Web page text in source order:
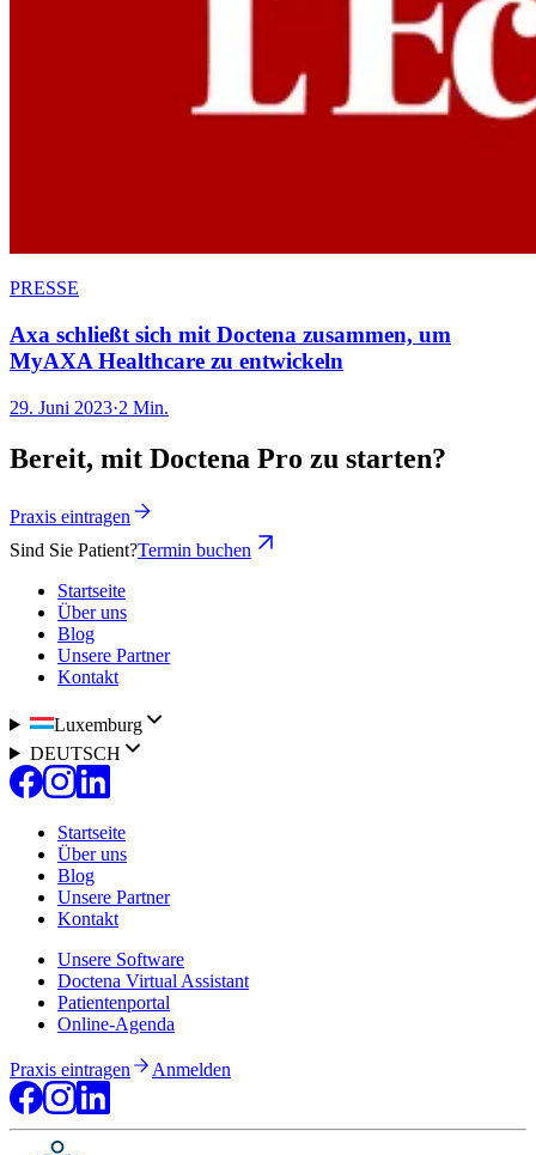
PRESSE
Axa schließt sich mit Doctena zusammen, um
MyAXA Healthcare zu entwickeln
29. Juni 2023·2 Min.
Bereit, mit Doctena Pro zu starten?
Praxis eintragen
Sind Sie Patient?Termin buchen
Startseite
Über uns
Blog
Unsere Partner
Kontakt
Luxemburg
DEUTSCH
Startseite
Über uns
Blog
Unsere Partner
Kontakt
Unsere Software
Doctena Virtual Assistant
Patientenportal
Online-Agenda
Praxis eintragen Anmelden